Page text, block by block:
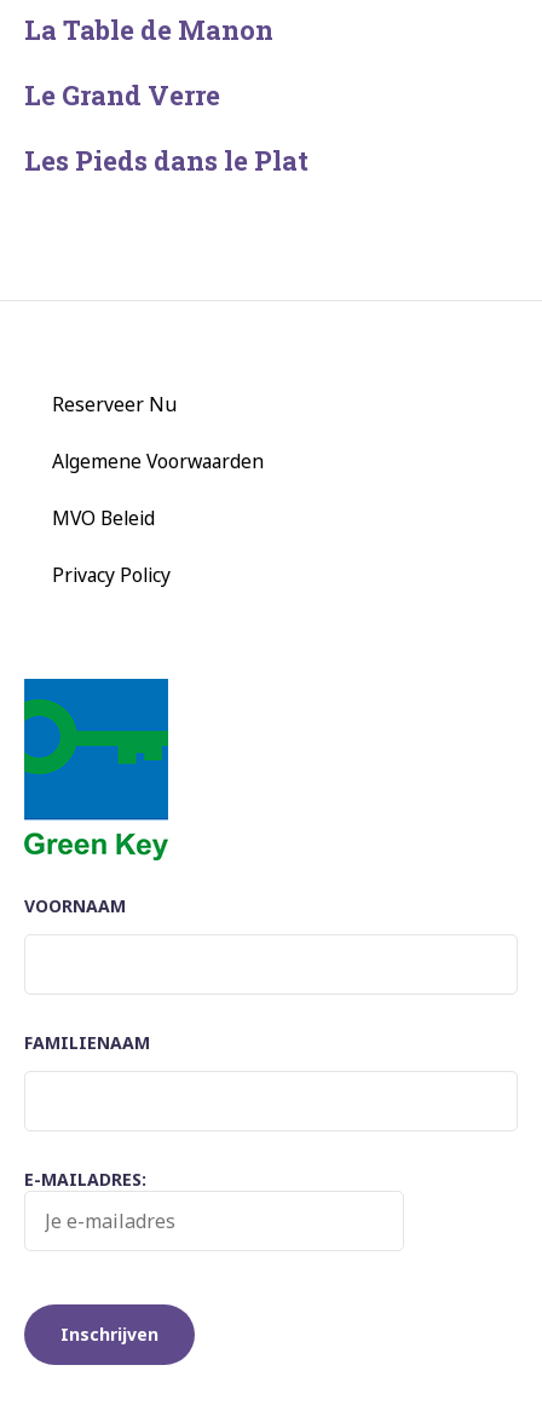
La Table de Manon
Le Grand Verre
Les Pieds dans le Plat
Reserveer Nu
Algemene Voorwaarden
MVO Beleid
Privacy Policy
VOORNAAM
FAMILIENAAM
E-MAILADRES: